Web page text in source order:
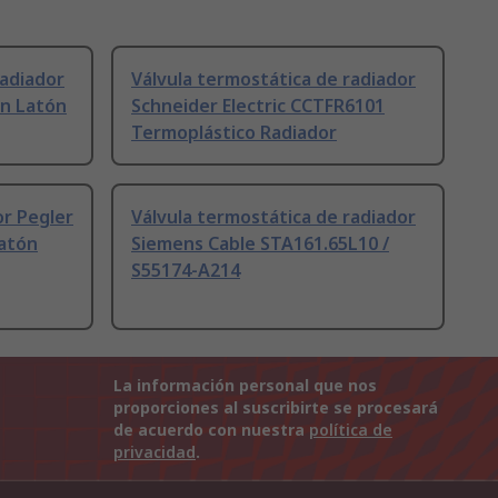
Latón
Válvula termostática de radiador
Schneider Electric CCTFR6101
Termoplástico Radiador
Pegler
Válvula termostática de radiador
Siemens Cable STA161.65L10 /
S55174-A214
La información personal que nos
proporciones al suscribirte se procesará
de acuerdo con nuestra política de
privacidad.